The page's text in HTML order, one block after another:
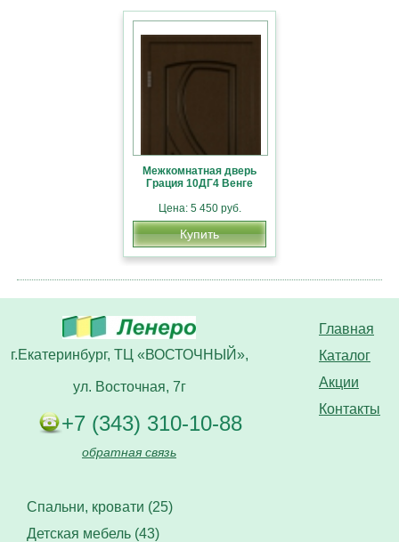
Межкомнатная дверь
Грация 10ДГ4 Венге
Цена: 5 450 руб.
Купить
Главная
Каталог
Акции
Контакты
г.Екатеринбург, ТЦ «ВОСТОЧНЫЙ»,
ул. Восточная, 7г
+7 (343) 310-10-88
обратная связь
Спальни, кровати (25)
Детская мебель (43)